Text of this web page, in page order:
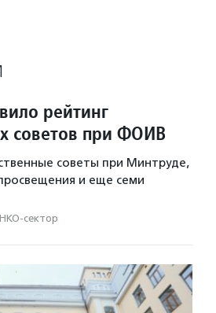
рейтинг
советов при ФОИВ
советы при Минтруде,
и еще семи
НКО-сектор